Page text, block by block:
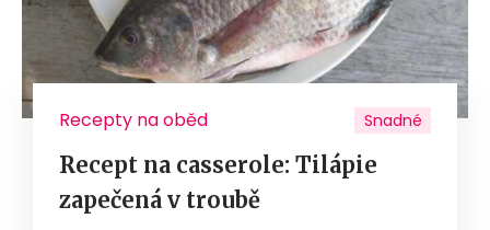
Recepty na oběd Snadné
Recept na casserole: Tilápie
zapečená v troubě